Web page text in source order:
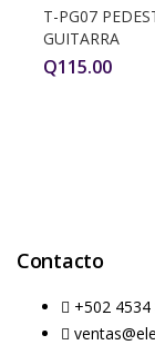
T-PG07
GUITARRA
Q115.00
Contacto
+502 4534